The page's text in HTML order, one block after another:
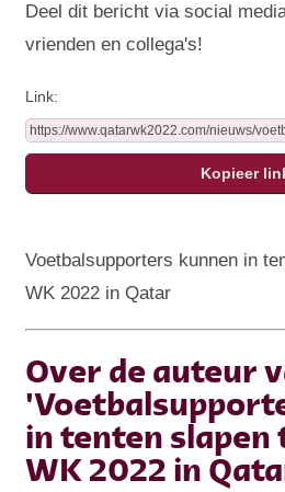
Deel dit bericht via social
vrienden en collega's!
Link:
Voetbalsupporters kunnen in
WK 2022 in Qatar
Over de auteur
in tenten slapen
WK 2022 in